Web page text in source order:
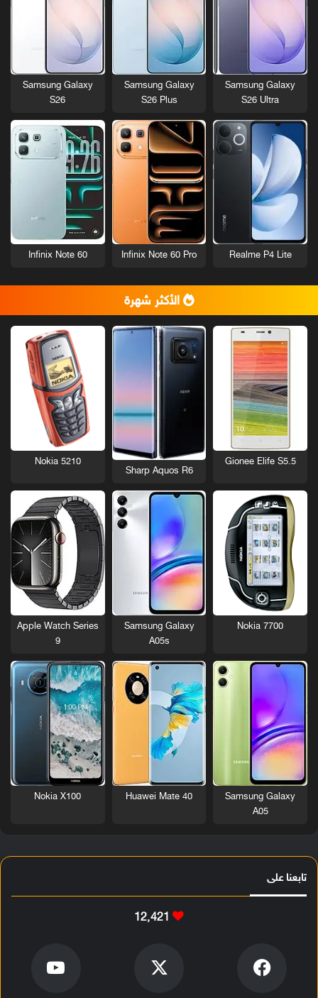
Samsung Galaxy
S26 Ultra
Samsung Galaxy
S26 Plus
Samsung Galaxy
S26
Realme P4 Lite
Infinix Note 60 Pro
Infinix Note 60
الأكثر شهرة
Gionee Elife S5.5
Sharp Aquos R6
Nokia 5210
Nokia 7700
Samsung Galaxy
A05s
Apple Watch Series
9
Samsung Galaxy
A05
Huawei Mate 40
Nokia X100
تابعنا على
12٬421